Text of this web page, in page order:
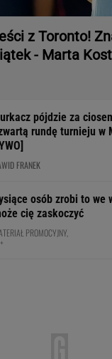
z Toronto!
- Marta
pójdzie za
rundę turnieju w
FRANEK
osób zrobi to we
cię zaskoczyć
PROMOCYJNY,